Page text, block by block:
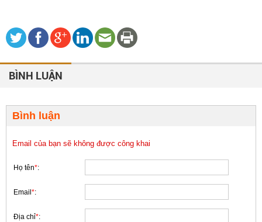
BÌNH LUẬN
Bình luận
Email của bạn sẽ không được công khai
Họ tên*:
Email *:
Địa chỉ*: